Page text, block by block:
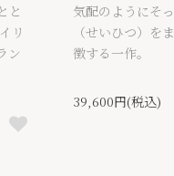
と
リ
ン
気配のようにそ
（せいひつ）を
徴する一作。
39,600円(税込)